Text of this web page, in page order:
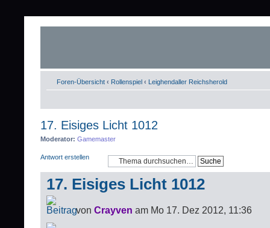
Foren-Übersicht ‹ Rollenspiel ‹ Leighendaller Reichsherold
17. Eisiges Licht 1012
Moderator: Gamemaster
Antwort erstellen
17. Eisiges Licht 1012
von Crayven am Mo 17. Dez 2012, 11:36